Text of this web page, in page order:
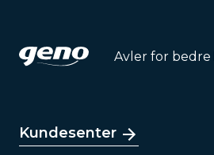
Avler for bedre
Kundesenter